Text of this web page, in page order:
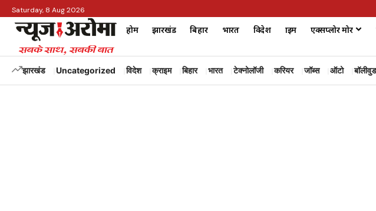
Saturday, 8 Aug 2026
होम झारखंड बिहार भारत विदेश क्राइम एक्सप्लोर मोर
झारखंड Uncategorized विदेश क्राइम बिहार भारत टेक्नोलॉजी करियर जॉब्स ऑटो बॉलीवुड